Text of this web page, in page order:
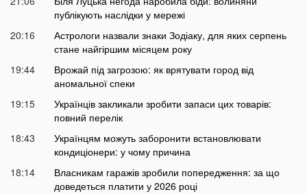
публікують наслідки у мережі
20:16
Астрологи назвали знаки Зодіаку, для яких серпень
стане найгіршим місяцем року
19:44
Врожай під загрозою: як врятувати город від
аномальної спеки
19:15
Українців закликали зробити запаси цих товарів:
повний перелік
18:43
Українцям можуть заборонити встановлювати
кондиціонери: у чому причина
18:14
Власникам гаражів зробили попередження: за що
доведеться платити у 2026 році